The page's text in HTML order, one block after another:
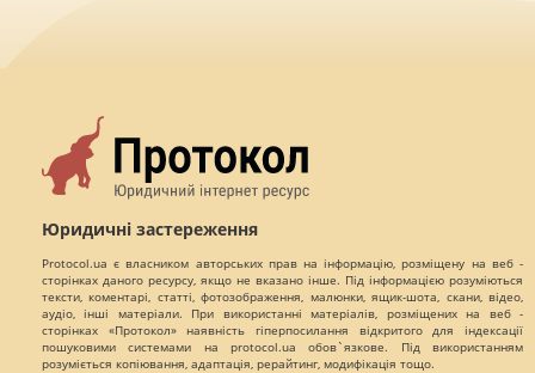
Юридичні застереження
Protocol.ua є власником авторських прав на інформацію, розміщену на веб -
сторінках даного ресурсу, якщо не вказано інше. Під інформацією розуміються
тексти, коментарі, статті, фотозображення, малюнки, ящик-шота, скани, відео,
аудіо, інші матеріали. При використанні матеріалів, розміщених на веб -
сторінках «Протокол» наявність гіперпосилання відкритого для індексації
пошуковими системами на protocol.ua обов`язкове. Під використанням
розуміється копіювання, адаптація, рерайтинг, модифікація тощо.